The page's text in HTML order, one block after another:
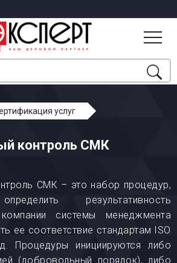
услуг
контроль СМК
СМК – это набор процедур,
результативность
системы менеджмента
ее соответствие стандартам ISO
Процедуры инициируются либо
(добровольный порядок), либо